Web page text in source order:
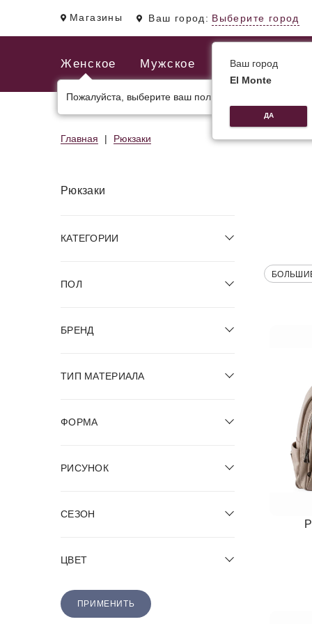
Магазины Ваш город: Выберите город
Женское Мужское
Пожалуйста, выберите ваш пол.
МУЖСКИЕ И ДЕЛОВЫЕ
Главная Рюкзаки
Рюкзаки
КАТЕГОРИИ
ПОЛ
БРЕНД
ТИП МАТЕРИАЛА
ФОРМА
РИСУНОК
СЕЗОН
ЦВЕТ
ПРИМЕНИТЬ
Ваш город
El Monte
ДА